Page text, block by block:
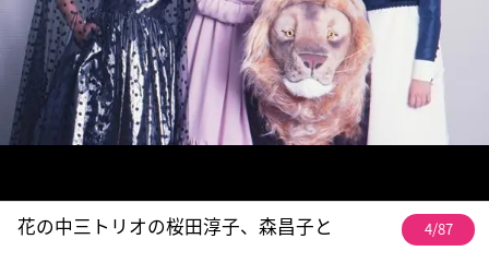
花の中三トリオの桜田淳子、森昌子と 4/87